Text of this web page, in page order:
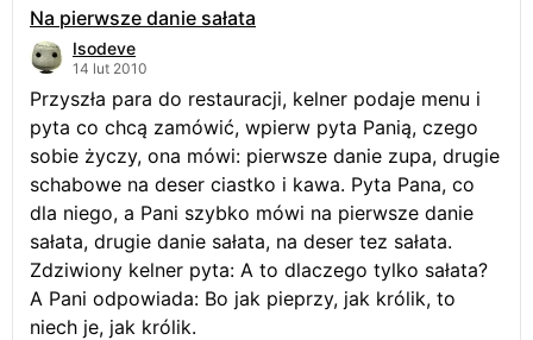
Na pierwsze danie sałata
Isodeve
14 lut 2010
Przyszła para do restauracji, kelner podaje menu i
pyta co chcą zamówić, wpierw pyta Panią, czego
sobie życzy, ona mówi: pierwsze danie zupa, drugie
schabowe na deser ciastko i kawa. Pyta Pana, co
dla niego, a Pani szybko mówi na pierwsze danie
sałata, drugie danie sałata, na deser tez sałata.
Zdziwiony kelner pyta: A to dlaczego tylko sałata?
A Pani odpowiada: Bo jak pieprzy, jak królik, to
niech je, jak królik.